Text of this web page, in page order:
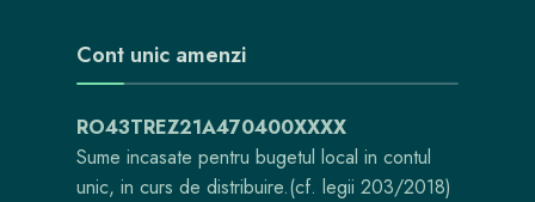
Cont unic amenzi
RO43TREZ21A470400XXXX
Sume incasate pentru bugetul local in contul
unic, in curs de distribuire.(cf. legii 203/2018)